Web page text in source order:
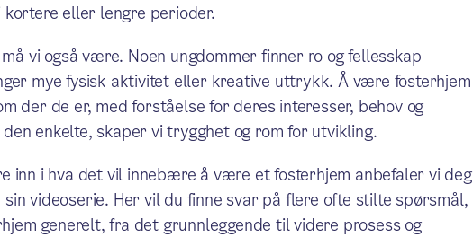
kortere eller lengre perioder.
vi også være. Noen ungdommer finner ro og fellesskap
mye fysisk aktivitet eller kreative uttrykk. Å være fosterhjem
der de er, med forståelse for deres interesser, behov og
enkelte, skaper vi trygghet og rom for utvikling.
inn i hva det vil innebære å være et fosterhjem anbefaler vi deg
videoserie. Her vil du finne svar på flere ofte stilte spørsmål,
generelt, fra det grunnleggende til videre prosess og